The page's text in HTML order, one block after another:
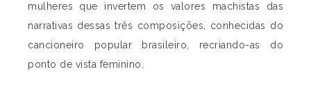
mulheres que invertem os valores machistas das
narrativas dessas três composições, conhecidas do
cancioneiro popular brasileiro, recriando-as do
ponto de vista feminino.